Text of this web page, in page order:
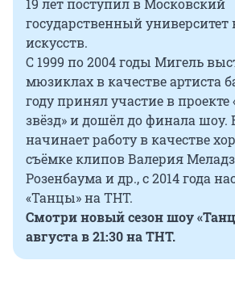
19 лет поступил в Московский
государственный университет
искусств.
С 1999 по 2004 годы Мигель
мюзиклах в качестве артиста
году принял участие в проекте
звёзд» и дошёл до финала шоу.
начинает работу в качестве
съёмке клипов Валерия
Розенбаума и др., с 2014 года
«Танцы» на ТНТ.
Смотри новый сезон шоу
августа в 21:30 на ТНТ.